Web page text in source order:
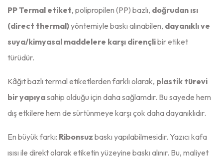
PP Termal etiket, polipropilen (PP) bazlı, doğrudan ısı
(direct thermal)yöntemiyle baskı alınabilen, dayanıklı ve
suya/kimyasal maddelere karşı dirençlibir etiket
türüdür.
Kâğıt bazlı termal etiketlerden farklı olarak, plastik türevi
bir yapıyasahip olduğu için daha sağlamdır. Bu sayede hem
dış etkilere hem de sürtünmeye karşı çok daha dayanıklıdır.
En büyük farkı: Ribonsuz baskı yapılabilmesidir. Yazıcı kafa
ısısı ile direkt olarak etiketin yüzeyine baskı alınır. Bu, maliyet